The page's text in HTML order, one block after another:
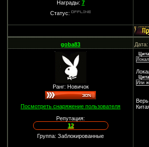
Награды: 7
Статус:
goba83
Ранг: Новичок
Посмотреть снаряжение пользователя
Репутация:
12
Группа: Заблокированные
Или